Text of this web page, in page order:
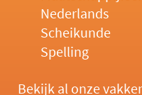
Nederlands
Scheikunde
Spelling
Bekijk al onze